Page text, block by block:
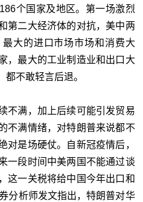
个国家及地区。第一场激烈
第二大经济体的对抗，美中两
大的进口市场市场和消费大
，最大的工业制造业和出口大
都不敢轻言后退。
不满，加上后续可能引发贸易
不满情绪，对特朗普来说都不
对是场硬仗。自新冠疫情后，
一段时间中美两国不能通过谈
这一关税将给中国今年出口和
分析师发文指出，特朗普对华